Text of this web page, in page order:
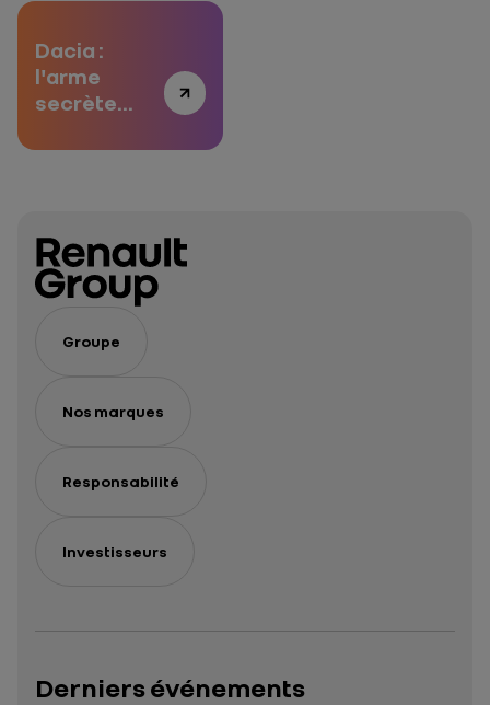
Dacia :
l'arme
secrète
égratinures
Groupe
Nos marques
Responsabilité
Investisseurs
Derniers événements